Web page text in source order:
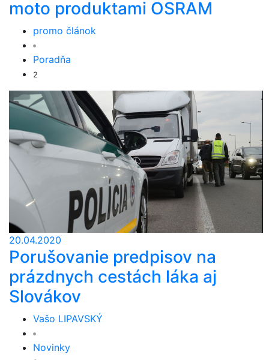
moto produktami OSRAM
promo článok
Poradňa
2
20.04.2020
Porušovanie predpisov na
prázdnych cestách láka aj
Slovákov
Vašo LIPAVSKÝ
Novinky